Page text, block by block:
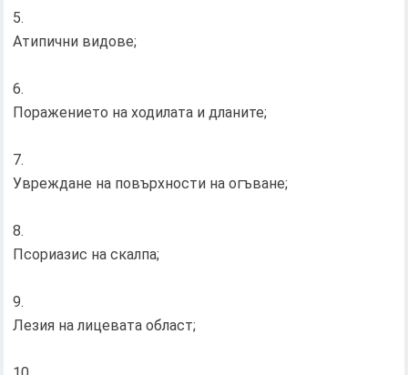
Атипични видове;
Поражението на ходилата и дланите;
Увреждане на повърхности на огъване;
Псориазис на скалпа;
Лезия на лицевата област;